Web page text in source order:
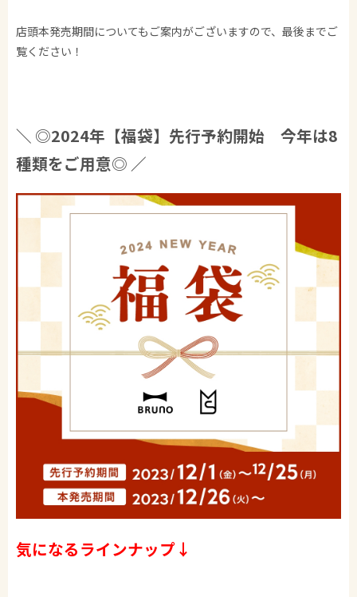
店頭本発売期間についてもご案内がございますので、最後までご
覧ください！​
＼ ◎2024年【福袋】先行予約開始 今年は8
種類をご用意◎ ／
気になるラインナップ↓